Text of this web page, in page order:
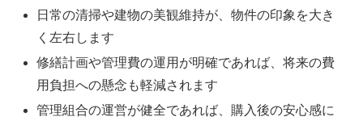
日常の清掃や建物の美観維持が、物件の印象を大き
く左右します
修繕計画や管理費の運用が明確であれば、将来の費
用負担への懸念も軽減されます
管理組合の運営が健全であれば、購入後の安心感に